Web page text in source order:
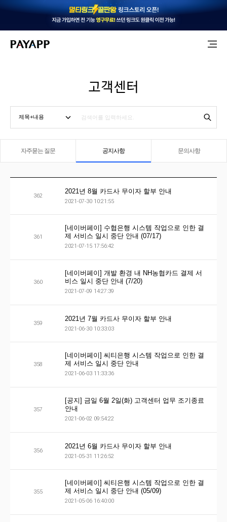
고객센터
자주묻는 질문 공지사항 문의사항
362
2021년 8월 카드사 무이자 할부 안내
2021-07-30 10:21:55
361
[네이버페이] 수협은행 시스템 작업으로 인한 결
제 서비스 일시 중단 안내 (07/17)
2021-07-15 17:56:42
360
[네이버페이] 개발 환경 내 NH농협카드 결제 서
비스 일시 중단 안내 (7/20)
2021-07-09 14:27:39
359
2021년 7월 카드사 무이자 할부 안내
2021-06-30 10:33:03
358
[네이버페이] 씨티은행 시스템 작업으로 인한 결
제 서비스 일시 중단 안내
2021-06-03 11:33:36
357
[공지] 금일 6월 2일(화) 고객센터 업무 조기종료
안내
2021-06-02 09:54:22
356
2021년 6월 카드사 무이자 할부 안내
2021-05-31 11:26:52
355
[네이버페이] 씨티은행 시스템 작업으로 인한 결
제 서비스 일시 중단 안내 (05/09)
2021-05-06 16:40:00